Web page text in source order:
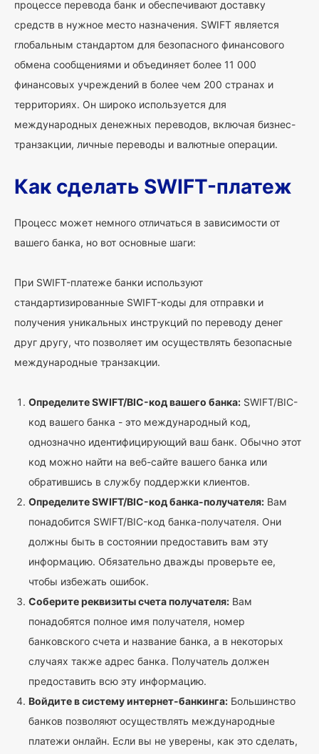
процессе перевода банк и обеспечивают доставку
средств в нужное место назначения. SWIFT является
глобальным стандартом для безопасного финансового
обмена сообщениями и объединяет более 11 000
финансовых учреждений в более чем 200 странах и
территориях. Он широко используется для
международных денежных переводов, включая бизнес-
транзакции, личные переводы и валютные операции.
Как сделать SWIFT-платеж
Процесс может немного отличаться в зависимости от
вашего банка, но вот основные шаги:
При SWIFT-платеже банки используют
стандартизированные SWIFT-коды для отправки и
получения уникальных инструкций по переводу денег
друг другу, что позволяет им осуществлять безопасные
международные транзакции.
Определите SWIFT/BIC-код вашего банка: SWIFT/BIC-
код вашего банка - это международный код,
однозначно идентифицирующий ваш банк. Обычно этот
код можно найти на веб-сайте вашего банка или
обратившись в службу поддержки клиентов.
Определите SWIFT/BIC-код банка-получателя: Вам
понадобится SWIFT/BIC-код банка-получателя. Они
должны быть в состоянии предоставить вам эту
информацию. Обязательно дважды проверьте ее,
чтобы избежать ошибок.
Соберите реквизиты счета получателя: Вам
понадобятся полное имя получателя, номер
банковского счета и название банка, а в некоторых
случаях также адрес банка. Получатель должен
предоставить всю эту информацию.
Войдите в систему интернет-банкинга: Большинство
банков позволяют осуществлять международные
платежи онлайн. Если вы не уверены, как это сделать,